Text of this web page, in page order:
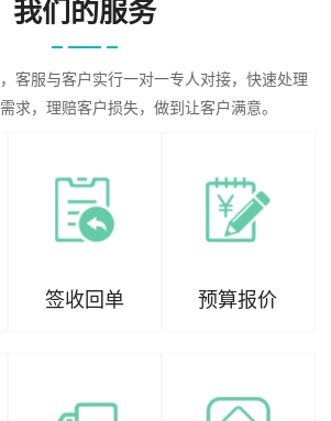
我们的服务
客服与客户实行一对一专人对接，快速处理
求，理赔客户损失，做到让客户满意。
签收回单 预算报价